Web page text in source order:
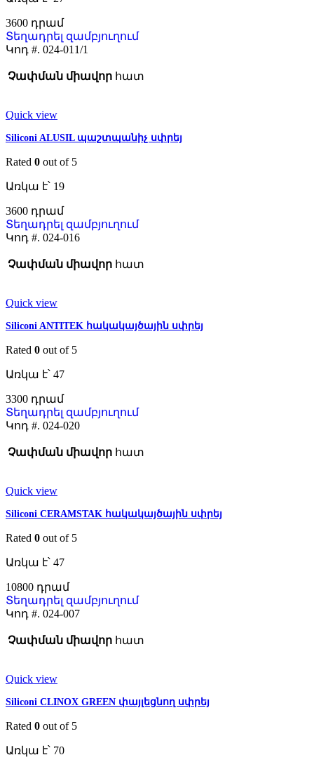
3600
Տեղադրել զամբյուղում
Կոդ #. 024-011/1
Չափման միավոր հատ
Quick view
Siliconi ALUSIL պաշտպանիչ սփրեյ
Rated 0 out of 5
Առկա է՝ 19
3600
Տեղադրել զամբյուղում
Կոդ #. 024-016
Չափման միավոր հատ
Quick view
Siliconi ANTITEK հակակայծային սփրեյ
Rated 0 out of 5
Առկա է՝ 47
3300
Տեղադրել զամբյուղում
Կոդ #. 024-020
Չափման միավոր հատ
Quick view
Siliconi CERAMSTAK հակակայծային սփրեյ
Rated 0 out of 5
Առկա է՝ 47
10800
Տեղադրել զամբյուղում
Կոդ #. 024-007
Չափման միավոր հատ
Quick view
Siliconi CLINOX GREEN փայլեցնող սփրեյ
Rated 0 out of 5
Առկա է՝ 70